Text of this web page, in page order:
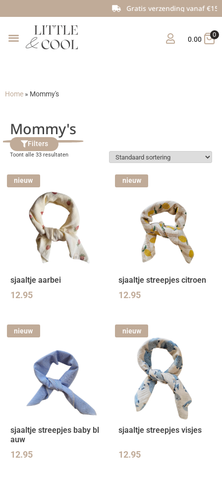
Gratis verzending vanaf €150
0.00
0
Home » Mommy's
Mommy's
Filters
Toont alle 33 resultaten
nieuw
sjaaltje aarbei
12.95
nieuw
sjaaltje streepjes citroen
12.95
nieuw
sjaaltje streepjes baby bl
auw
12.95
nieuw
sjaaltje streepjes visjes
12.95